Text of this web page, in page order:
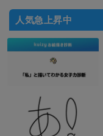
人気急上昇中